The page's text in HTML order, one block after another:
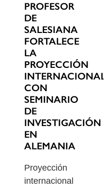
PROFESOR
DE
SALESIANA
FORTALECE
LA
PROYECCIÓN
INTERNACIONAL
CON
SEMINARIO
DE
INVESTIGACIÓN
EN
ALEMANIA
Proyección
internacional